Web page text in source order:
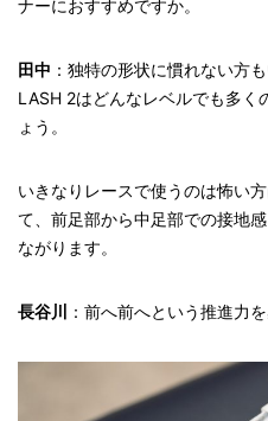
ナーにおすすめですか。
田中 ：独特の形状に慣れない方
LASH 2はどんなレベルでも多く
ょう。
いきなりレースで使うのは怖い
て、前足部から中足部での接地
ながります。
長谷川 ：前へ前へという推進力